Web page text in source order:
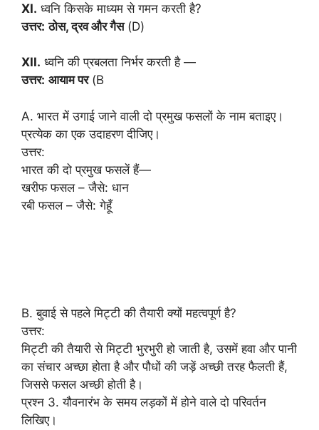
XI. ध्वनि किसके माध्यम से गमन करती है?
उत्तर: ठोस, द्रव और गैस(D)
XII. ध्वनि की प्रबलता निर्भर करती है —
उत्तर: आयाम पर(B
A. भारत में उगाई जाने वाली दो प्रमुख फसलों के नाम बताइए।
प्रत्येक का एक उदाहरण दीजिए।
उत्तर:
भारत की दो प्रमुख फसलें हैं—
खरीफ फसल – जैसे: धान
रबी फसल – जैसे: गेहूँ
B. बुवाई से पहले मिट्टी की तैयारी क्यों महत्वपूर्ण है?
उत्तर:
मिट्टी की तैयारी से मिट्टी भुरभुरी हो जाती है, उसमें हवा और पानी
का संचार अच्छा होता है और पौधों की जड़ें अच्छी तरह फैलती हैं,
जिससे फसल अच्छी होती है।
प्रश्न 3. यौवनारंभ के समय लड़कों में होने वाले दो परिवर्तन
लिखिए।